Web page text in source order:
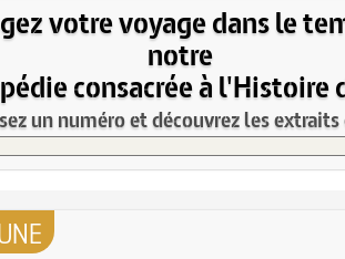
votre voyage dans le
notre
consacrée à l'Histoire
un numéro et découvrez les